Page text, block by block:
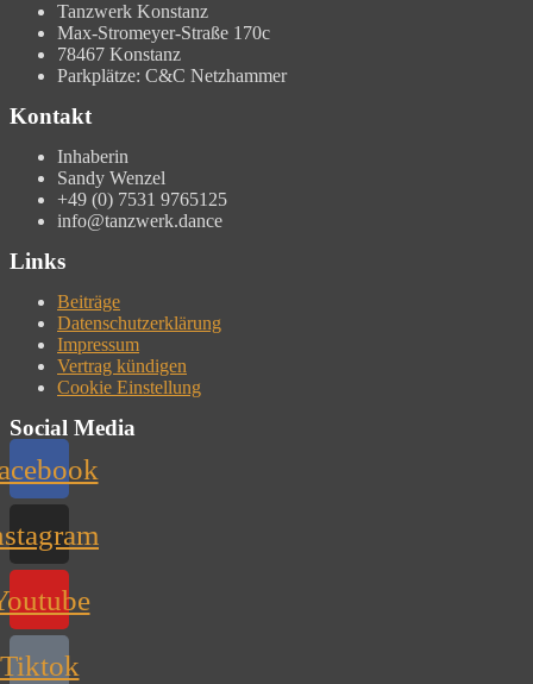
Tanzwerk Konstanz
Max-Stromeyer-Straße 170c
78467 Konstanz
Parkplätze: C&C Netzhammer
Kontakt
Inhaberin
Sandy Wenzel
+49 (0) 7531 9765125
info@tanzwerk.dance
Links
Beiträge
Datenschutzerklärung
Impressum
Vertrag kündigen
Cookie Einstellung
Social Media
Tiktok